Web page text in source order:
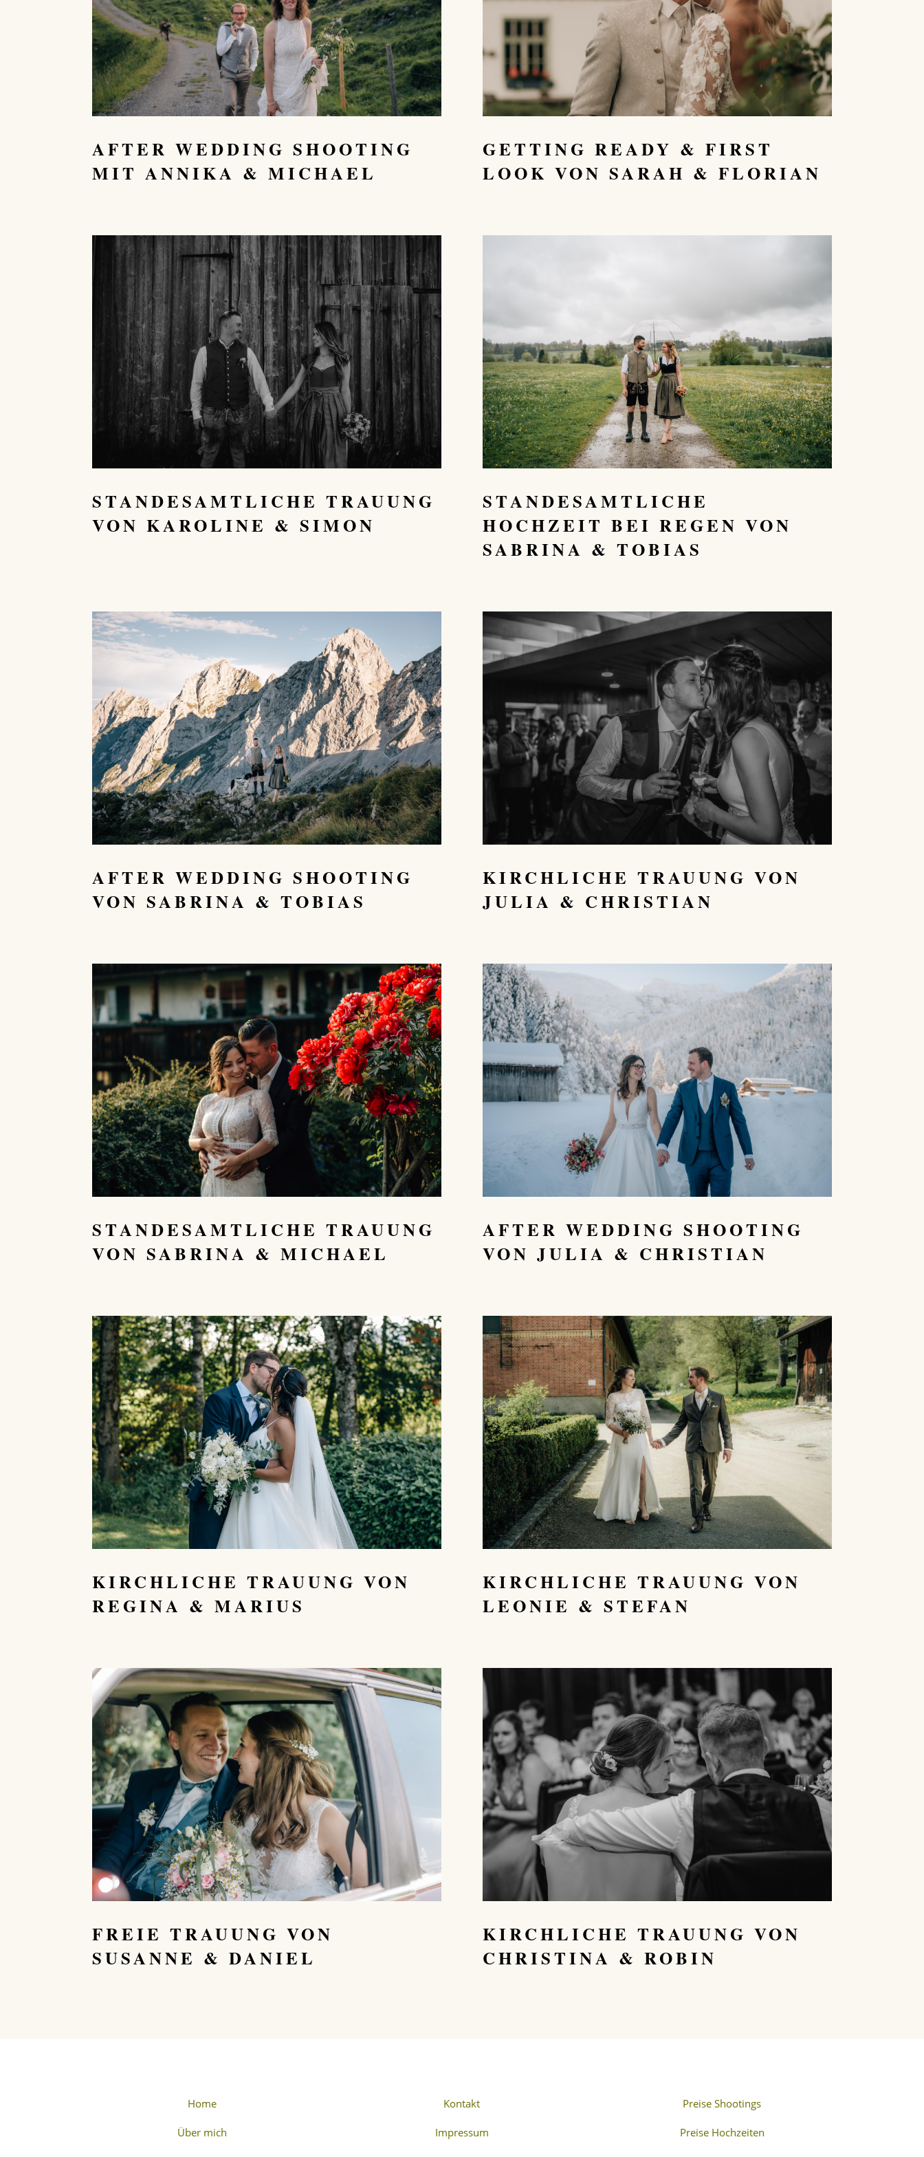
AFTER WEDDING SHOOTING
MIT ANNIKA & MICHAEL
GETTING READY & FIRST
LOOK VON SARAH & FLORIAN
STANDESAMTLICHE TRAUUNG
VON KAROLINE & SIMON
STANDESAMTLICHE
HOCHZEIT BEI REGEN VON
SABRINA & TOBIAS
AFTER WEDDING SHOOTING
VON SABRINA & TOBIAS
KIRCHLICHE TRAUUNG VON
JULIA & CHRISTIAN
STANDESAMTLICHE TRAUUNG
VON SABRINA & MICHAEL
AFTER WEDDING SHOOTING
VON JULIA & CHRISTIAN
KIRCHLICHE TRAUUNG VON
REGINA & MARIUS
KIRCHLICHE TRAUUNG VON
LEONIE & STEFAN
FREIE TRAUUNG VON
SUSANNE & DANIEL
KIRCHLICHE TRAUUNG VON
CHRISTINA & ROBIN
Home
Über mich
Kontakt
Impressum
Preise Shootings
Preise Hochzeiten